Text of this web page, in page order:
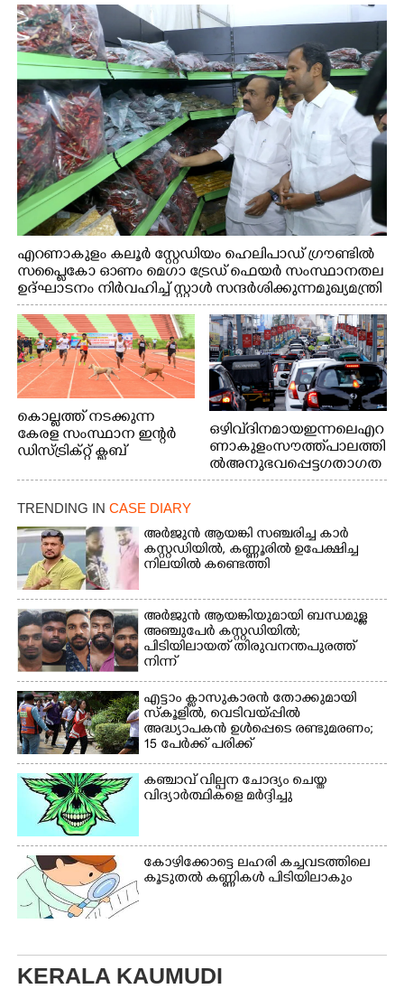
എറണാകുളം കലൂർ സ്റ്റേഡിയം ഹെലിപാഡ് ഗ്രൗണ്ടിൽ
സപ്ളൈകോ ഓണം മെഗാ ട്രേഡ് ഫെയർ സംസ്ഥാനതല
ഉദ്ഘാടനം നിർവഹിച്ച് സ്റ്റാൾ സന്ദർശിക്കുന്ന മുഖ്യമന്ത്രി
വി.ഡി. സതീശൻ. മന്ത്രി അനൂപ് ജേക്കബ് സമീപം
കൊല്ലത്ത് നടക്കുന്ന
കേരള സംസ്ഥാന ഇന്റർ
ഡിസ്ട്രിക്റ്റ് ക്ലബ്
ചാമ്പ്യൻഷിപ്പിൽ അണ്ടർ
20 ആൺകുട്ടികളുടെ 200
മത്സരത്തിനിടെ സിന്തറ്റിക്
ട്രാക്കിന് കുറുകെ ഓടുന്ന
നായകൾ.
ഒഴിവ് ദിനമായ ഇന്നലെ എറ
ണാകുളം സൗത്ത് പാലത്തി
ൽ അനുഭവപ്പെട്ട ഗതാഗത
ക്കുരുക്ക്
TRENDING IN CASE DIARY
അർജുൻ ആയങ്കി സഞ്ചരിച്ച കാർ
കസ്റ്റഡിയിൽ,​ കണ്ണൂരിൽ ഉപേക്ഷിച്ച
നിലയിൽ കണ്ടെത്തി
അർജുൻ ആയങ്കിയുമായി ബന്ധമുള്ള
അഞ്ചുപേർ കസ്റ്റഡിയിൽ;
പിടിയിലായത് തിരുവനന്തപുരത്ത്
നിന്ന്
എട്ടാം ക്ളാസുകാരൻ തോക്കുമായി
സ്കൂളിൽ, വെടിവയ്പ്പിൽ
അദ്ധ്യാപകൻ ഉൾപ്പെടെ രണ്ടുമരണം;
15 പേർക്ക് പരിക്ക്
കഞ്ചാവ് വില്പന ചോദ്യം ചെയ്ത
വിദ്യാർത്ഥികളെ മർദ്ദിച്ചു
കോഴിക്കോട്ടെ ലഹരി കച്ചവടത്തിലെ
കൂടുതൽ കണ്ണികൾ പിടിയിലാകും
KERALA KAUMUDI